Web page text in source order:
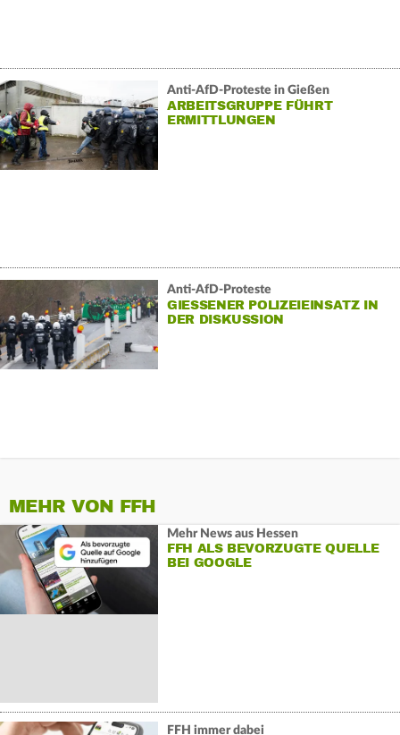
Anti-AfD-Proteste in Gießen
ARBEITSGRUPPE FÜHRT
ERMITTLUNGEN
Anti-AfD-Proteste
GIESSENER POLIZEIEINSATZ IN D
ER DISKUSSION
MEHR VON FFH
Mehr News aus Hessen
FFH ALS BEVORZUGTE QUELLE
BEI GOOGLE
FFH immer dabei